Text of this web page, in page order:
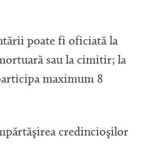
poate fi oficiată la
sau la cimitir; la
maximum 8
credincioşilor